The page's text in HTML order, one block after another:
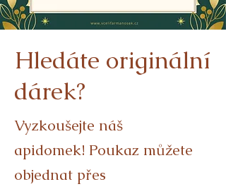
Hledáte originální
dárek?
Vyzkoušejte náš
apidomek! Poukaz můžete
objednat přes